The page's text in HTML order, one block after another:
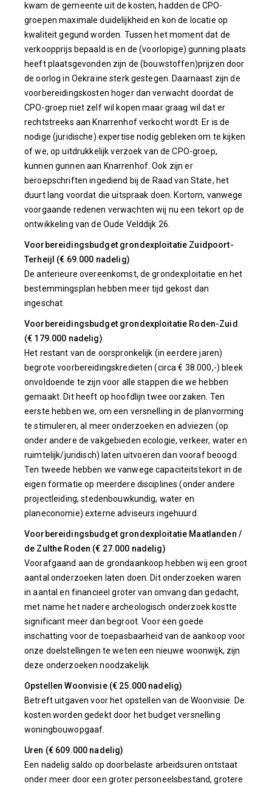
kwam de gemeente uit de kosten, hadden de CPO-
groepen maximale duidelijkheid en kon de locatie op
kwaliteit gegund worden. Tussen het moment dat de
verkoopprijs bepaald is en de (voorlopige) gunning plaats
heeft plaatsgevonden zijn de (bouwstoffen)prijzen door
de oorlog in Oekraïne sterk gestegen. Daarnaast zijn de
voorbereidingskosten hoger dan verwacht doordat de
CPO-groep niet zelf wil kopen maar graag wil dat er
rechtstreeks aan Knarrenhof verkocht wordt. Er is de
nodige (juridische) expertise nodig gebleken om te kijken
of we, op uitdrukkelijk verzoek van de CPO-groep,
kunnen gunnen aan Knarrenhof. Ook zijn er
beroepschriften ingediend bij de Raad van State, het
duurt lang voordat die uitspraak doen. Kortom, vanwege
voorgaande redenen verwachten wij nu een tekort op de
ontwikkeling van de Oude Velddijk 26.
Voorbereidingsbudget grondexploitatie Zuidpoort-
Terheijl (€ 69.000 nadelig)
De anterieure overeenkomst, de grondexploitatie en het
bestemmingsplan hebben meer tijd gekost dan
ingeschat.
Voorbereidingsbudget grondexploitatie Roden-Zuid
(€ 179.000 nadelig)
Het restant van de oorspronkelijk (in eerdere jaren)
begrote voorbereidingskredieten (circa € 38.000,-) bleek
onvoldoende te zijn voor alle stappen die we hebben
gemaakt. Dit heeft op hoofdlijn twee oorzaken. Ten
eerste hebben we, om een versnelling in de planvorming
te stimuleren, al meer onderzoeken en adviezen (op
onder andere de vakgebieden ecologie, verkeer, water en
ruimtelijk/juridisch) laten uitvoeren dan vooraf beoogd.
Ten tweede hebben we vanwege capaciteitstekort in de
eigen formatie op meerdere disciplines (onder andere
projectleiding, stedenbouwkundig, water en
planeconomie) externe adviseurs ingehuurd.
Voorbereidingsbudget grondexploitatie Maatlanden /
de Zulthe Roden (€ 27.000 nadelig)
Voorafgaand aan de grondaankoop hebben wij een groot
aantal onderzoeken laten doen. Dit onderzoeken waren
in aantal en financieel groter van omvang dan gedacht,
met name het nadere archeologisch onderzoek kostte
significant meer dan begroot. Voor een goede
inschatting voor de toepasbaarheid van de aankoop voor
onze doelstellingen te weten een nieuwe woonwijk, zijn
deze onderzoeken noodzakelijk.
Opstellen Woonvisie (€ 25.000 nadelig)
Betreft uitgaven voor het opstellen van de Woonvisie. De
kosten worden gedekt door het budget versnelling
woningbouwopgaaf.
Uren (€ 609.000 nadelig)
Een nadelig saldo op doorbelaste arbeidsuren ontstaat
onder meer door een groter personeelsbestand, grotere